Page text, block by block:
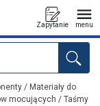
Zapytanie menu
/ Materiały do
mocujących / Taśmy